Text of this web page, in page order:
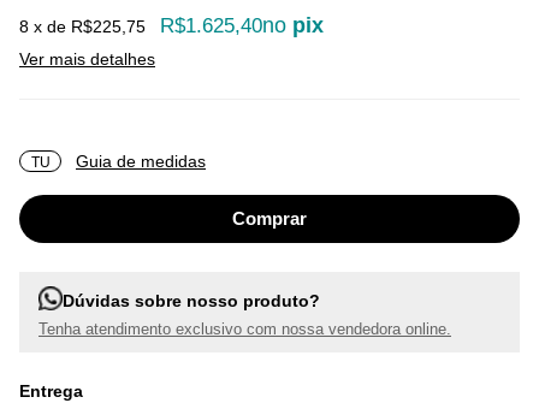
8 x de R$225,75 R$1.625,40no pix
Ver mais detalhes
TU Guia de medidas
Dúvidas sobre nosso produto?
Tenha atendimento exclusivo com nossa vendedora online.
Entrega